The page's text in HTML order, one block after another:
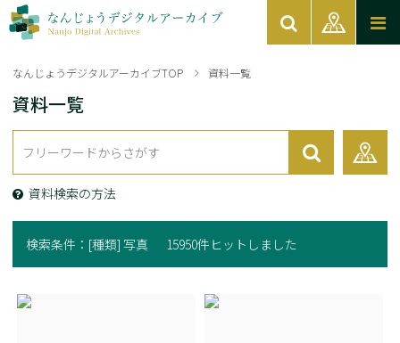
なんじょうデジタルアーカイブTOP 資料一覧
資料一覧
資料検索の方法
検索条件： [種類] 写真 15950件ヒットしました